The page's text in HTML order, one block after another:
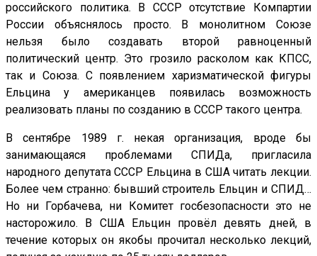
российского политика. В СССР отсутствие Компартии
России объяснялось просто. В монолитном Союзе
нельзя было создавать второй равноценный
политический центр. Это грозило расколом как КПСС,
так и Союза. С появлением харизматической фигуры
Ельцина у американцев появилась возможность
реализовать планы по созданию в СССР такого центра.
В сентябре 1989 г. некая организация, вроде бы
занимающаяся проблемами СПИДа, пригласила
народного депутата СССР Ельцина в США читать лекции.
Более чем странно: бывший строитель Ельцин и СПИД…
Но ни Горбачева, ни Комитет госбезопасности это не
насторожило. В США Ельцин провёл девять дней, в
течение которых он якобы прочитал несколько лекций,